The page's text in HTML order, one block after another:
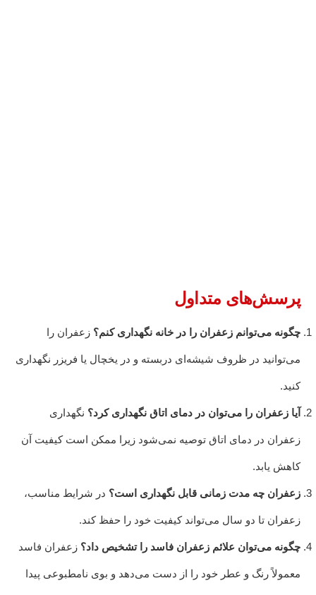
پرسش‌های متداول
چگونه می‌توانم زعفران را در خانه نگهداری کنم؟ زعفران را
می‌توانید در ظروف شیشه‌ای دربسته و در یخچال یا فریزر نگهداری
کنید.
آیا زعفران را می‌توان در دمای اتاق نگهداری کرد؟ نگهداری
زعفران در دمای اتاق توصیه نمی‌شود زیرا ممکن است کیفیت آن
کاهش یابد.
زعفران چه مدت زمانی قابل نگهداری است؟ در شرایط مناسب،
زعفران تا دو سال می‌تواند کیفیت خود را حفظ کند.
چگونه می‌توان علائم زعفران فاسد را تشخیص داد؟ زعفران فاسد
معمولاً رنگ و عطر خود را از دست می‌دهد و بوی نامطبوعی پیدا